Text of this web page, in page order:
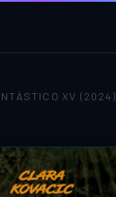
XV (2024)